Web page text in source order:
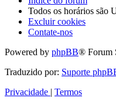
Todos os horários são
Excluir cookies
Contate-nos
Powered by phpBB® Forum
Traduzido por: Suporte
Privacidade | Termos